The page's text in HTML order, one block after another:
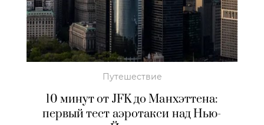
Путешествие
10 минут от JFK до Манхэттена:
первый тест аэротакси над Нью-